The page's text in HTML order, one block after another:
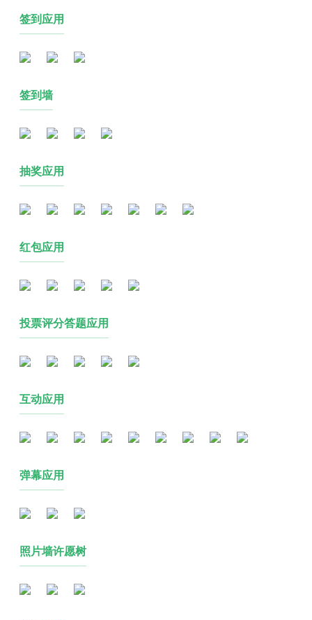
签到应用
签到墙
抽奖应用
红包应用
投票评分答题应用
互动应用
弹幕应用
照片墙许愿树